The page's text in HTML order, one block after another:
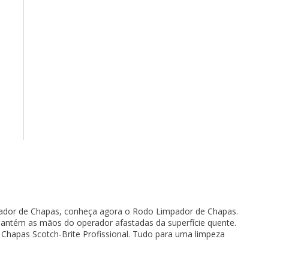
de Chapas, conheça agora o Rodo Limpador de Chapas.
as mãos do operador afastadas da superfície quente.
Scotch-Brite Profissional. Tudo para uma limpeza